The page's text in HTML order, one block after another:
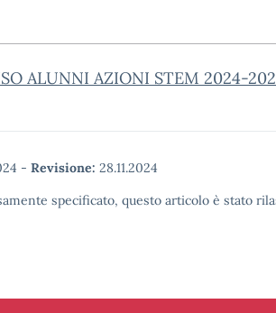
ALUNNI AZIONI STEM 2024-
- Revisione: 28.11.2024
specificato, questo articolo è stato